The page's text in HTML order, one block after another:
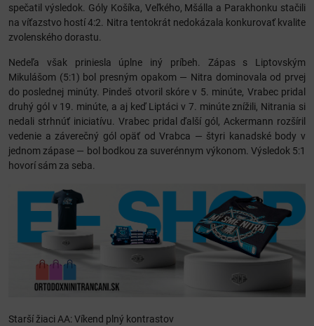
spečatil výsledok. Góly Košíka, Veľkého, Mšálla a Parakhonku stačili
na víťazstvo hostí 4:2. Nitra tentokrát nedokázala konkurovať kvalite
zvolenského dorastu.
Nedeľa však priniesla úplne iný príbeh. Zápas s Liptovským
Mikulášom (5:1) bol presným opakom — Nitra dominovala od prvej
do poslednej minúty. Pindeš otvoril skóre v 5. minúte, Vrabec pridal
druhý gól v 19. minúte, a aj keď Liptáci v 7. minúte znížili, Nitrania si
nedali strhnúť iniciatívu. Vrabec pridal ďalší gól, Ackermann rozšíril
vedenie a záverečný gól opäť od Vrabca — štyri kanadské body v
jednom zápase — bol bodkou za suverénnym výkonom. Výsledok 5:1
hovorí sám za seba.
Starší žiaci AA: Víkend plný kontrastov